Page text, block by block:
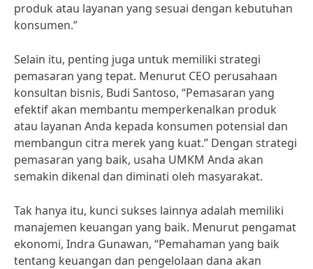
produk atau layanan yang sesuai dengan kebutuhan
konsumen.”
Selain itu, penting juga untuk memiliki strategi
pemasaran yang tepat. Menurut CEO perusahaan
konsultan bisnis, Budi Santoso, “Pemasaran yang
efektif akan membantu memperkenalkan produk
atau layanan Anda kepada konsumen potensial dan
membangun citra merek yang kuat.” Dengan strategi
pemasaran yang baik, usaha UMKM Anda akan
semakin dikenal dan diminati oleh masyarakat.
Tak hanya itu, kunci sukses lainnya adalah memiliki
manajemen keuangan yang baik. Menurut pengamat
ekonomi, Indra Gunawan, “Pemahaman yang baik
tentang keuangan dan pengelolaan dana akan